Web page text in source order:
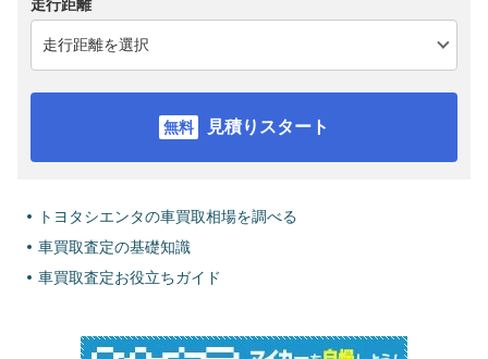
走行距離
見積りスタート
トヨタシエンタの車買取相場を調べる
車買取査定の基礎知識
車買取査定お役立ちガイド